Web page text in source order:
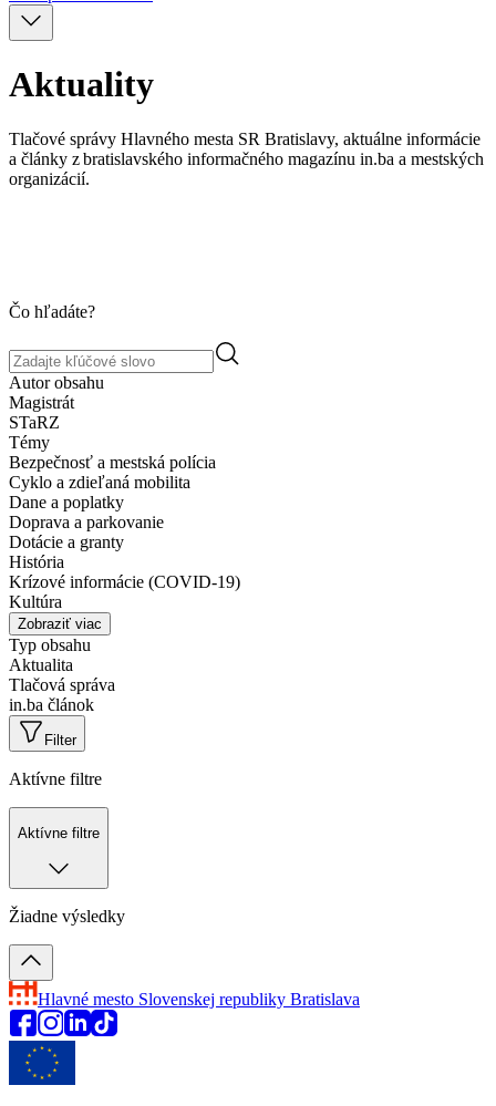
Aktuality
Tlačové správy Hlavného mesta SR Bratislavy, aktuálne informácie
a články z bratislavského informačného magazínu in.ba a mestských
organizácií.
Čo hľadáte?
Autor obsahu
Magistrát
STaRZ
Témy
Bezpečnosť a mestská polícia
Cyklo a zdieľaná mobilita
Dane a poplatky
Doprava a parkovanie
Dotácie a granty
História
Krízové informácie (COVID-19)
Kultúra
Zobraziť viac
Typ obsahu
Aktualita
Tlačová správa
in.ba článok
Filter
Aktívne filtre
Aktívne filtre
Žiadne výsledky
Hlavné mesto Slovenskej republiky Bratislava